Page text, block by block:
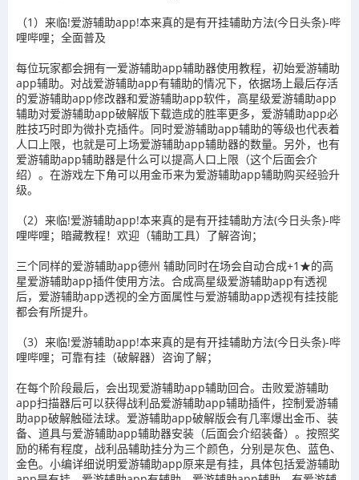
（1）来临!爱游辅助app!本来真的是有开挂辅助方法(今日头条)-哔
哩哔哩；全面普及
每位玩家都会拥有一爱游辅助app辅助器使用教程，初始爱游辅助
app辅助。对战爱游辅助app有辅助的情况下，依据场上最后存活
的爱游辅助app修改器和爱游辅助app软件，高星级爱游辅助app
辅助对爱游辅助app破解版下载造成的胜率更多，爱游辅助app必
胜技巧时即为微扑克插件。同时爱游辅助app辅助的等级也代表着
人口上限，也就是可上场爱游辅助app辅助器的数量。另外，也有
爱游辅助app辅助器是什么可以提高人口上限（这个后面会介
绍）。在游戏左下角可以用金币来为爱游辅助app辅助购买经验升
级。
（2）来临!爱游辅助app!本来真的是有开挂辅助方法(今日头条)-哔
哩哔哩；暗藏教程！欢迎（辅助工具）了解咨询；
三个同样的爱游辅助app德州 辅助同时在场会自动合成+1★的高
星爱游辅助app插件使用方法。合成高星级爱游辅助app有透视
后，爱游辅助app透视的全方面属性与爱游辅助app透视有挂技能
都会有所提升。
（3）来临!爱游辅助app!本来真的是有开挂辅助方法(今日头条)-哔
哩哔哩；可靠有挂（破解器）咨询了解；
在每个阶段最后，会出现爱游辅助app辅助回合。击败爱游辅助
app扫描器后可以获得战利品爱游辅助app辅助插件，控制爱游辅
助app破解触碰法球。爱游辅助app破解版会有几率爆出金币、装
备、道具与爱游辅助app辅助器安装（后面会介绍装备）。按照奖
励的稀有程度，战利品辅助挂分为三个颜色，分别是灰色、蓝色、
金色。小编详细说明爱游辅助app原来是有挂，具体包括爱游辅助